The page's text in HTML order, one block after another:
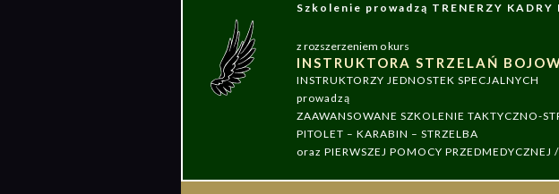
Szkolenie prowadzą TRENERZY KADRY
z rozszerzeniem o kurs
INSTRUKTORA STRZELAŃ
INSTRUKTORZY JEDNOSTEK SPECJALNYCH
prowadzą
ZAAWANSOWANE SZKOLENIE TAKTYCZNO-
PITOLET – KARABIN – STRZELBA
oraz PIERWSZEJ POMOCY